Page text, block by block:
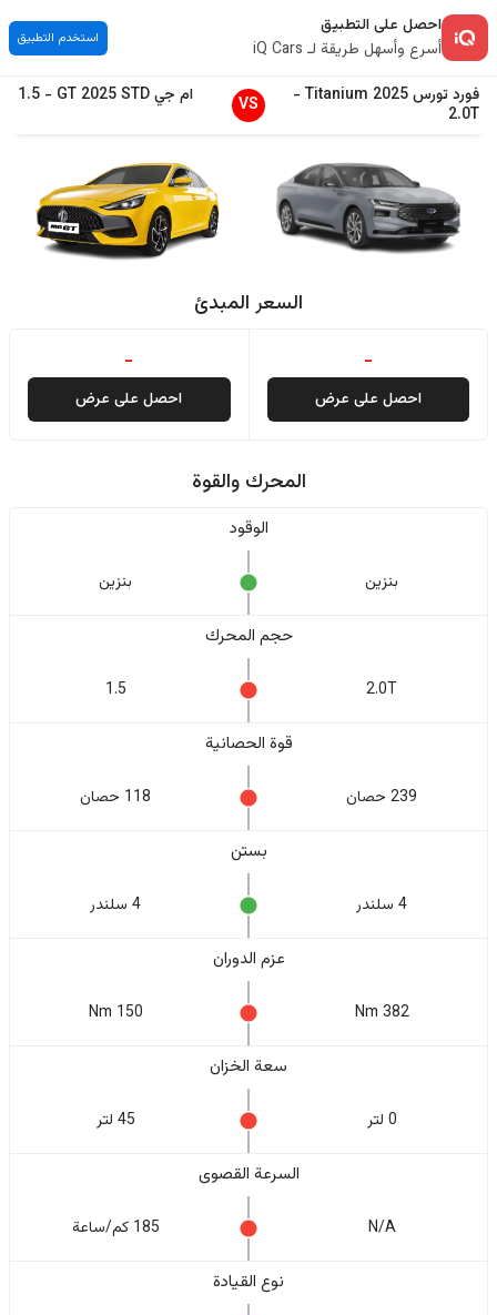
احصل على التطبيق
أسرع وأسهل طريقة لـ iQ Cars
استخدم التطبيق
فوردتورس2025
Titanium
-
2.0T
VS ام جي GT 2025STD
-
1.5
السعر المبدئ
-
احصل على عرض
-
احصل على عرض
المحرك والقوة
الوقود
بنزين بنزين
حجم المحرك
2.0T
1.5
قوة الحصانية
239 حصان 118 حصان
بستن
4 سلندر 4 سلندر
عزم الدوران
382 Nm
150 Nm
سعة الخزان
0 لتر 45 لتر
السرعة القصوى
N/A 185 كم/ساعة
نوع القيادة